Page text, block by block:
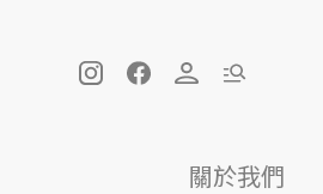
關於我們